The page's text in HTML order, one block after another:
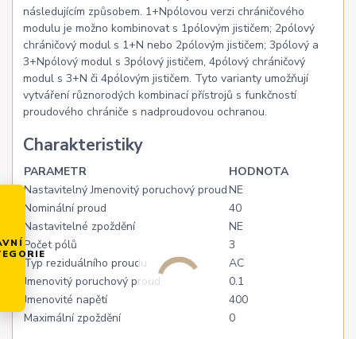
následujícím způsobem. 1+Npólovou verzi chráničového
modulu je možno kombinovat s 1pólovým jističem; 2pólový
chráničový modul s 1+N nebo 2pólovým jističem; 3pólový a
3+Npólový modul s 3pólový jističem, 4pólový chráničový
modul s 3+N či 4pólovým jističem. Tyto varianty umožňují
vytváření různorodých kombinací přístrojů s funkčností
proudového chrániče s nadproudovou ochranou.
Charakteristiky
PARAMETR
HODNOTA
Nastavitelný Jmenovitý poruchový proudNE
Nominální proud
40
Nastavitelné zpoždění
NE
Počet pólů
3
Typ reziduálního proudu
AC
Jmenovitý poruchový proud
0.1
Jmenovité napětí
400
Maximální zpoždění
0